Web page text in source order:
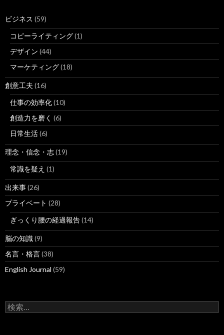
ビジネス (59)
コピーライティング(1)
デザイン (44)
マーケティング(18)
創意工夫 (16)
仕事の効率化(10)
創造力を磨く (6)
日常生活(6)
理念・信念・志(19)
常識を疑え (1)
出来事(26)
プライベート (28)
ぎっくり腰の経過報告(14)
脳の知識(9)
名言・格言(38)
English Journal (59)
検
索: